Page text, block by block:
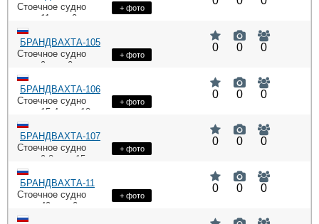
Стоечное судно
: 11, : 0
+ фото
БРАНДВАХТА-105
Стоечное судно
: 9, : 0
+ фото
0 0 0
БРАНДВАХТА-106
Стоечное судно
: 15,4, : 18,
ME
+ фото
0 0 0
БРАНДВАХТА-107
Стоечное судно
: 9,8, : 15,
ME
+ фото
0 0 0
БРАНДВАХТА-11
Стоечное судно
: 49, : 0
+ фото
0 0 0